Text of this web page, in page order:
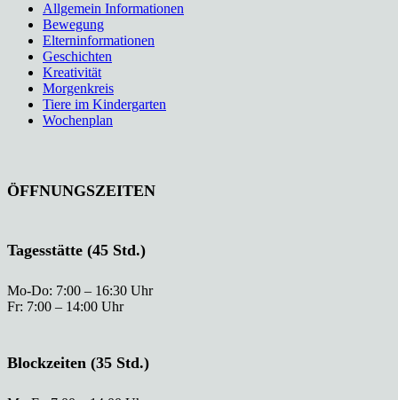
Allgemein Informationen
Bewegung
Elterninformationen
Geschichten
Kreativität
Morgenkreis
Tiere im Kindergarten
Wochenplan
ÖFFNUNGSZEITEN
Tagesstätte (45 Std.)
Mo-Do: 7:00 – 16:30 Uhr
Fr: 7:00 – 14:00 Uhr
Blockzeiten (35 Std.)